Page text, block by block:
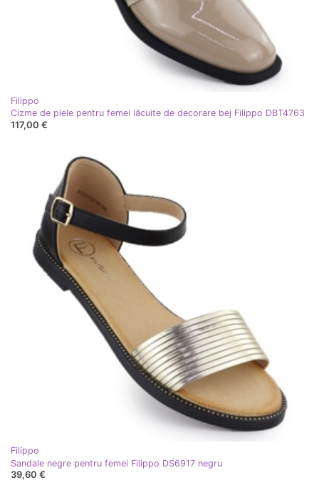
Filippo
Cizme de piele pentru femei lăcuite de decorare bej Filippo DBT4763
117,00 €
Filippo
Sandale negre pentru femei Filippo DS6917 negru
39,60 €